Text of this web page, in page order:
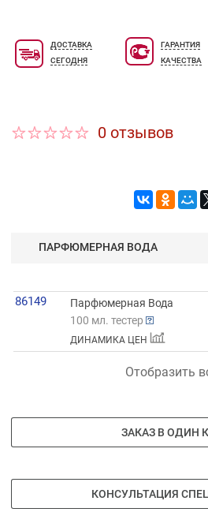
нотам. Верхние ноты:
ноты сердца: голубая сирень,
ДОСТАВКА
СЕГОДНЯ
ГАРАНТИЯ
КАЧЕСТВА
0 отзывов
ПАРФЮМЕРНАЯ ВОДА
86149
Парфюмерная Вода
100 мл. тестер
ДИНАМИКА ЦЕН
Отобразить
ЗАКАЗ В ОДИН
КОНСУЛЬТАЦИЯ